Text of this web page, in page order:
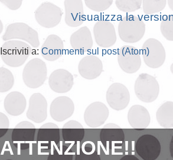
Visualizza la
Iscriviti a: Commenti sul post (Atom)
ATTENZIONE!!